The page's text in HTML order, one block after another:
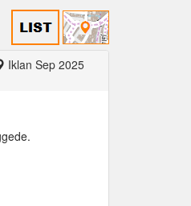
Iklan Sep 2025